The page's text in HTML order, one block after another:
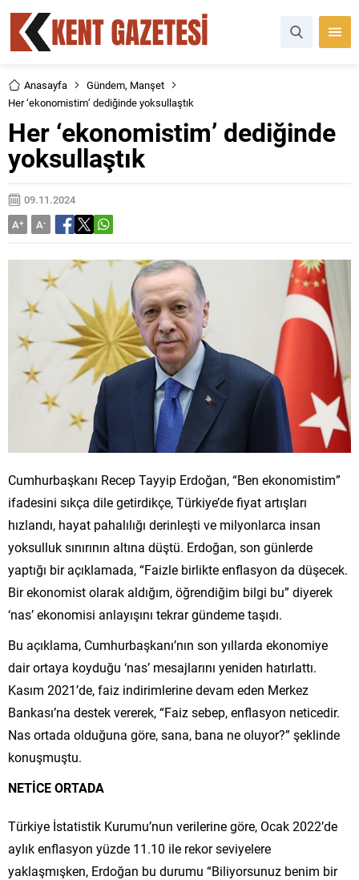
Anasayfa Gündem, Manşet
Her ‘ekonomistim’ dediğinde yoksullaştık
Her ‘ekonomistim’ dediğinde
yoksullaştık
09.11.2024
A+ A-
Cumhurbaşkanı Recep Tayyip Erdoğan, “Ben ekonomistim”
ifadesini sıkça dile getirdikçe, Türkiye’de fiyat artışları
hızlandı, hayat pahalılığı derinleşti ve milyonlarca insan
yoksulluk sınırının altına düştü. Erdoğan, son günlerde
yaptığı bir açıklamada, “Faizle birlikte enflasyon da düşecek.
Bir ekonomist olarak aldığım, öğrendiğim bilgi bu” diyerek
‘nas’ ekonomisi anlayışını tekrar gündeme taşıdı.
Bu açıklama, Cumhurbaşkanı’nın son yıllarda ekonomiye
dair ortaya koyduğu ‘nas’ mesajlarını yeniden hatırlattı.
Kasım 2021’de, faiz indirimlerine devam eden Merkez
Bankası’na destek vererek, “Faiz sebep, enflasyon neticedir.
Nas ortada olduğuna göre, sana, bana ne oluyor?” şeklinde
konuşmuştu.
NETİCE ORTADA
Türkiye İstatistik Kurumu’nun verilerine göre, Ocak 2022’de
aylık enflasyon yüzde 11.10 ile rekor seviyelere
yaklaşmışken, Erdoğan bu durumu “Biliyorsunuz benim bir